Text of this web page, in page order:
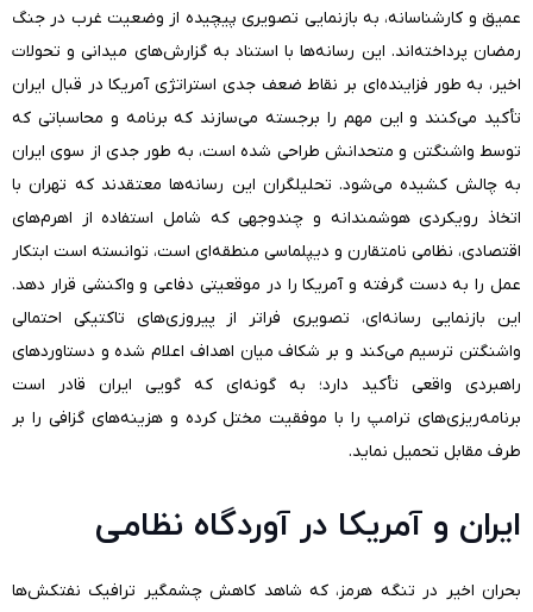
عمیق و کارشناسانه، به بازنمایی تصویری پیچیده از وضعیت غرب در جنگ
رمضان پرداخته‌اند. این رسانه‌ها با استناد به گزارش‌های میدانی و تحولات
اخیر، به طور فزاینده‌ای بر نقاط ضعف جدی استراتژی آمریکا در قبال ایران
تأکید می‌کنند و این مهم را برجسته می‌سازند که برنامه و محاسباتی که
توسط واشنگتن و متحدانش طراحی شده است، به طور جدی از سوی ایران
به چالش کشیده می‌شود. تحلیلگران این رسانه‌ها معتقدند که تهران با
اتخاذ رویکردی هوشمندانه و چندوجهی که شامل استفاده از اهرم‌های
اقتصادی، نظامی نامتقارن و دیپلماسی منطقه‌ای است، توانسته است ابتکار
عمل را به دست گرفته و آمریکا را در موقعیتی دفاعی و واکنشی قرار دهد.
این بازنمایی رسانه‌ای، تصویری فراتر از پیروزی‌های تاکتیکی احتمالی
واشنگتن ترسیم می‌کند و بر شکاف میان اهداف اعلام شده و دستاوردهای
راهبردی واقعی تأکید دارد؛ به گونه‌ای که گویی ایران قادر است
برنامه‌ریزی‌های ترامپ را با موفقیت مختل کرده و هزینه‌های گزافی را بر
طرف مقابل تحمیل نماید.
ایران و آمریکا در آوردگاه نظامی
بحران اخیر در تنگه هرمز، که شاهد کاهش چشمگیر ترافیک نفتکش‌ها